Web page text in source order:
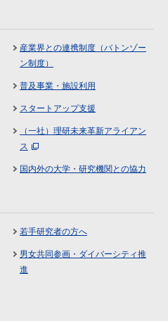
産業界との連携制度（バトンゾー
ン制度）
普及事業・施設利用
スタートアップ支援
（一社）理研未来革新アライアン
ス
国内外の大学・研究機関との協力
若手研究者の方へ
男女共同参画・ダイバーシティ推
進